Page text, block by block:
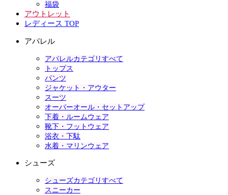
福袋
アウトレット
レディース TOP
アパレル
アパレルカテゴリすべて
トップス
パンツ
ジャケット・アウター
スーツ
オーバーオール・セットアップ
下着・ルームウェア
靴下・フットウェア
浴衣・下駄
水着・マリンウェア
シューズ
シューズカテゴリすべて
スニーカー